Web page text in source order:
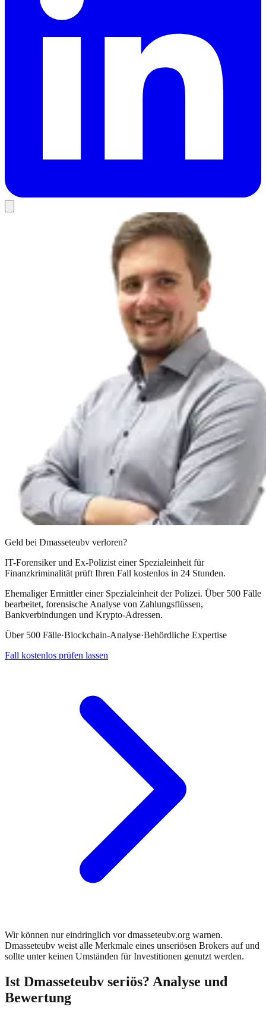
Geld bei Dmasseteubv verloren?
IT-Forensiker und Ex-Polizist einer Spezialeinheit für
Finanzkriminalität prüft Ihren Fall kostenlos in 24 Stunden.
Ehemaliger Ermittler einer Spezialeinheit der Polizei. Über 500 Fälle
bearbeitet, forensische Analyse von Zahlungsflüssen,
Bankverbindungen und Krypto-Adressen.
Über 500 Fälle·Blockchain-Analyse·Behördliche Expertise
Fall kostenlos prüfen lassen
Wir können nur eindringlich vor dmasseteubv.org warnen.
Dmasseteubv weist alle Merkmale eines unseriösen Brokers auf und
sollte unter keinen Umständen für Investitionen genutzt werden.
Ist Dmasseteubv seriös? Analyse und
Bewertung